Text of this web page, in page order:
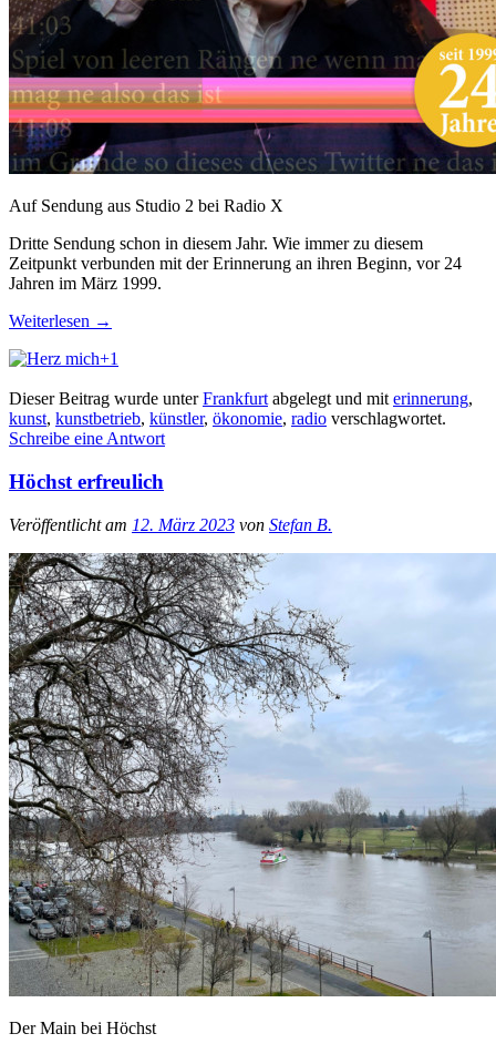
Auf Sendung aus Studio 2 bei Radio X
Dritte Sendung schon in diesem Jahr. Wie immer zu diesem
Zeitpunkt verbunden mit der Erinnerung an ihren Beginn, vor 24
Jahren im März 1999.
Weiterlesen →
+1
Dieser Beitrag wurde unterFrankfurt abgelegt und mit erinnerung,
kunst, kunstbetrieb, künstler, ökonomie, radio verschlagwortet.
Schreibe eine Antwort
Höchst erfreulich
Veröffentlicht am 12. März 2023 von Stefan B.
Der Main bei Höchst